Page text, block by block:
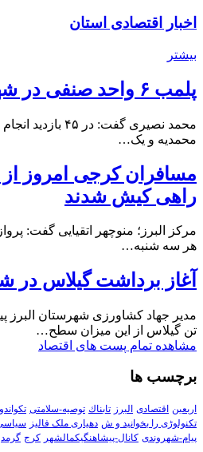
اخبار اقتصادی استان
بیشتر
پلمب ۶ واحد صنفی در شهرستان البرز
محمدیه و یک…
مسافران کرجی امروز از
راهی کیش شدند
مرکز البرز؛ منوچهر اتقیایی گفت:
هر سه شنبه…
آغاز برداشت گیلاس در
تن گیلاس از این میزان سطح…
مشاهده تمام پست های اقتصاد
برچسب ها
اربعین اقتصادی البرز تابناك توصیه-سلامتی تکواندو
تکنولوڑی را بخوانید و ش دهیاری ملک فالیز
پیام-شهروندی کانال-پیشاهنگیکمالشهر کرج